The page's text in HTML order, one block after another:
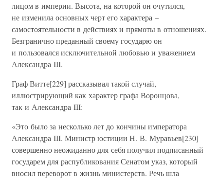
лицом в империи. Высота, на которой он очутился,
не изменила основных черт его характера –
самостоятельности в действиях и прямоты в отношениях.
Безгранично преданный своему государю он
и пользовался исключительной любовью и уважением
Александра III.
Граф Витте[229] рассказывал такой случай,
иллюстрирующий как характер графа Воронцова,
так и Александра III:
«Это было за несколько лет до кончины императора
Александра III. Министр юстиции Н. В. Муравьев[230]
совершенно неожиданно для себя получил подписанный
государем для распубликования Сенатом указ, который
вносил переворот в жизнь министерств. Речь шла